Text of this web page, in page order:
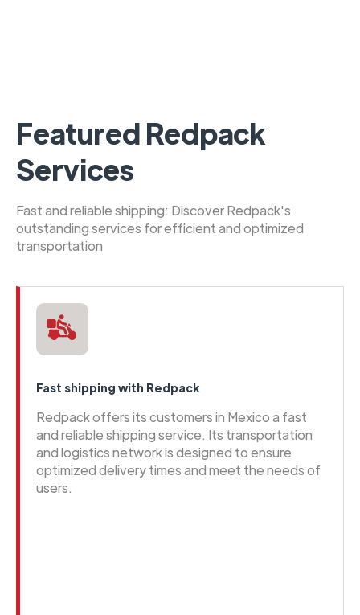
Featured Redpack
Services
Fast and reliable shipping: Discover Redpack's
outstanding services for efficient and optimized
transportation
Fast shipping with Redpack
Redpack offers its customers in Mexico a fast
and reliable shipping service. Its transportation
and logistics network is designed to ensure
optimized delivery times and meet the needs of
users.